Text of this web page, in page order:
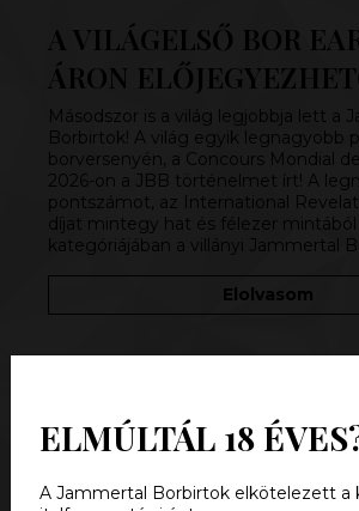
A VILÁGELSŐ BOR
ÁRON
Másodszor is a világ legjobbja lett a
Borbirtok! A világ egyik legnagyobb
borversenyén, a Concours Mondial
2026-on a JBB történelmet írt! A
pontszámot, az International
díjat mintegy hat és félezer mintából
kategóriájában a villányi Jammertal
Elolvasom
ELMÚLTÁL 18
A Jammertal Borbirtok elkötelezett a